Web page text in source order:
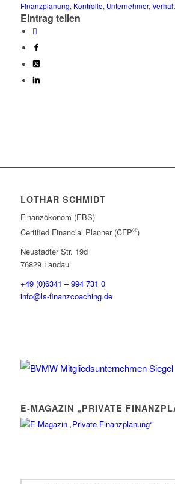
Finanzplanung, Kontrolle, Unternehmer,
Eintrag teilen
LOTHAR SCHMIDT
Finanzökonom (EBS)
Certified Financial Planner (CFP®)
Neustadter Str. 19d
76829 Landau
+49 (0)6341 – 994 731 0
info@ls-finanzcoaching.de
E-MAGAZIN „PRIVATE